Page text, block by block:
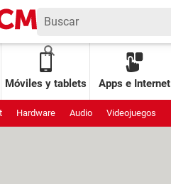
Móviles y tablets Apps e Internet
Hardware Audio Videojuegos